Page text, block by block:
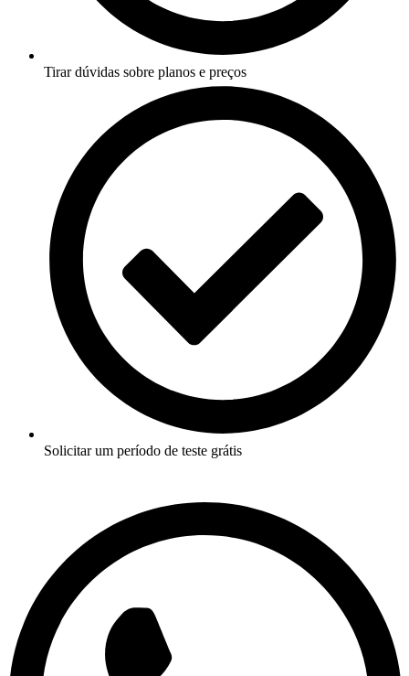
Tirar dúvidas sobre planos e preços
Solicitar um período de teste grátis